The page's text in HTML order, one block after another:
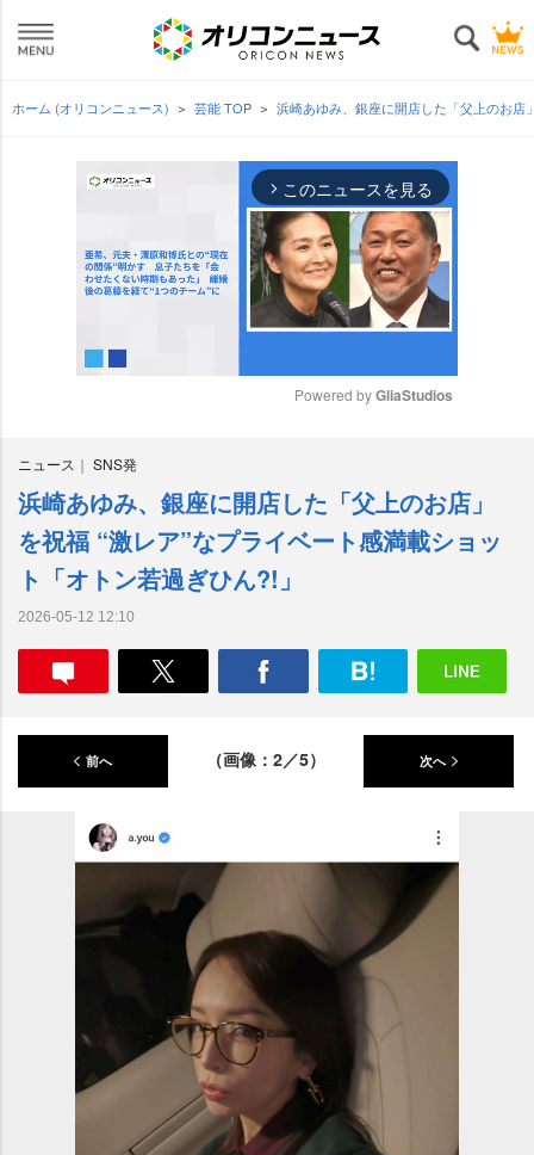
ホーム (オリコンニュース) 芸能 TOP 浜崎あゆみ、銀座に開店した「父上のお店
arrow_forward_ios このニュースを見る
e
Powered by GliaStudios
ニュース SNS発
浜崎あゆみ、銀座に開店した「父上のお店」
を祝福 “激レア”なプライベート感満載ショッ
ト「オトン若過ぎひん?!」
2026-05-12 12:10
前へ （画像：2／5） 次へ